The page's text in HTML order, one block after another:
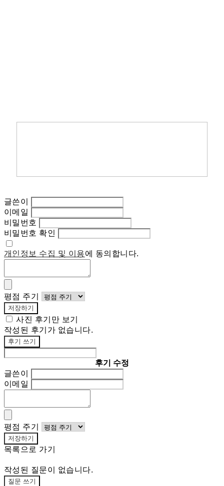
글쓴이
이메일
비밀번호
비밀번호 확인
개인정보 수집 및 이용에 동의합니다.
평점 주기
저장하기
사진 후기만 보기
작성된 후기가 없습니다.
후기 쓰기
후기 수정
글쓴이
이메일
평점 주기
저장하기
목록으로 가기
작성된 질문이 없습니다.
질문 쓰기